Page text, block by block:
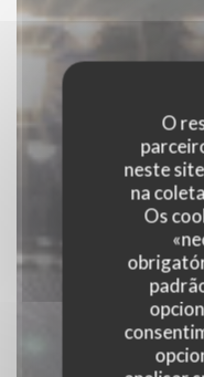
O
neste
na
Os